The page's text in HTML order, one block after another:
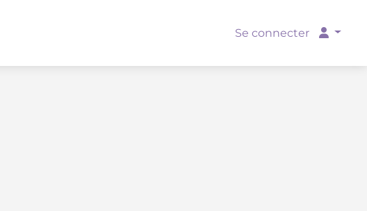
Se connecter